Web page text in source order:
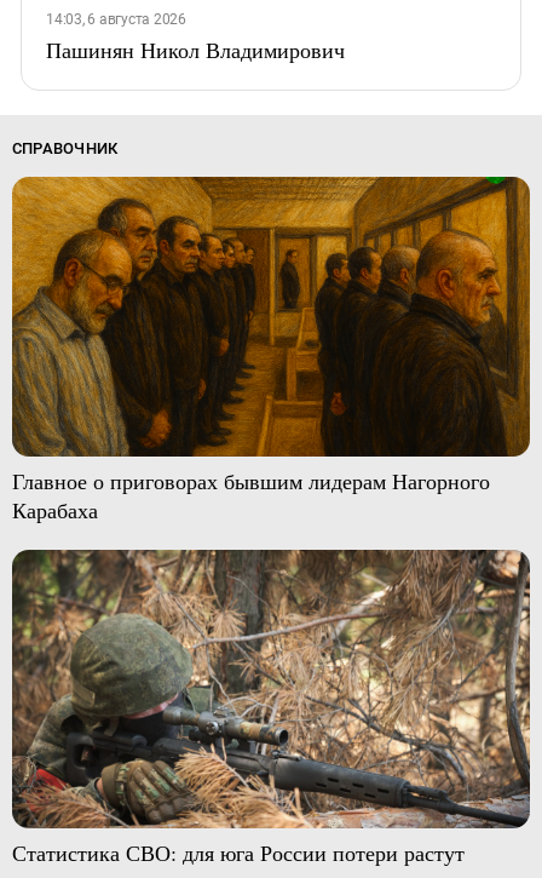
14:03, 6 августа 2026
Пашинян Никол Владимирович
СПРАВОЧНИК
Главное о приговорах бывшим лидерам Нагорного
Карабаха
Статистика СВО: для юга России потери растут